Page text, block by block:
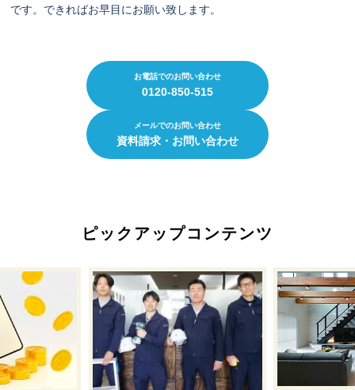
です。できればお早目にお願い致します。
お電話でのお問い合わせ
0120-850-515
メールでのお問い合わせ
資料請求・お問い合わせ
ピックアップコンテンツ